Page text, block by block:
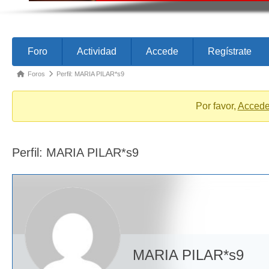
Foro Actividad Accede Regístrate
-
You
here:
Foros Perfil: MARIA PILAR*s9
Por favor,
Perfil: MARIA PILAR*s9
MARIA PILAR*s9